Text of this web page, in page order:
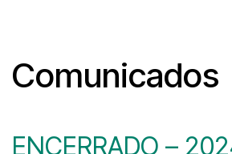
Comunicados
ENCERRADO –